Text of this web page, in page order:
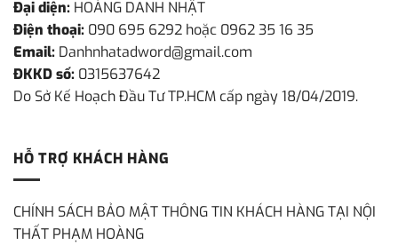
Đại diện: HOÀNG DANH NHẬT
Điện thoại: 090 695 6292 hoặc 0962 35 16 35
Email: Danhnhatadword@gmail.com
ĐKKD số: 0315637642
Do Sở Kế Hoạch Đầu Tư TP.HCM cấp ngày 18/04/2019.
HỖ TRỢ KHÁCH HÀNG
CHÍNH SÁCH BẢO MẬT THÔNG TIN KHÁCH HÀNG TẠI NỘI
THẤT PHẠM HOÀNG